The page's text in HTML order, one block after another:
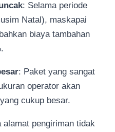
: Selama periode
Natal), maskapai
biaya tambahan
: Paket yang sangat
operator akan
cukup besar.
alamat pengiriman tidak